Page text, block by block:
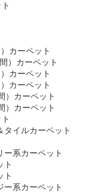
カーペット
）カーペット
カーペット
カーペット
）カーペット
）カーペット
タイルカーペット
ー系カーペット
ト
ト
ー系カーペット